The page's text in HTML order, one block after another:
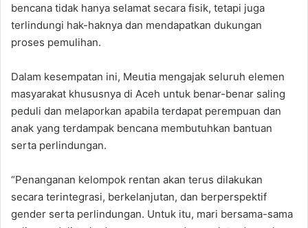
bencana tidak hanya selamat secara fisik, tetapi juga
terlindungi hak-haknya dan mendapatkan dukungan
proses pemulihan.
Dalam kesempatan ini, Meutia mengajak seluruh elemen
masyarakat khususnya di Aceh untuk benar-benar saling
peduli dan melaporkan apabila terdapat perempuan dan
anak yang terdampak bencana membutuhkan bantuan
serta perlindungan.
“Penanganan kelompok rentan akan terus dilakukan
secara terintegrasi, berkelanjutan, dan berperspektif
gender serta perlindungan. Untuk itu, mari bersama-sama